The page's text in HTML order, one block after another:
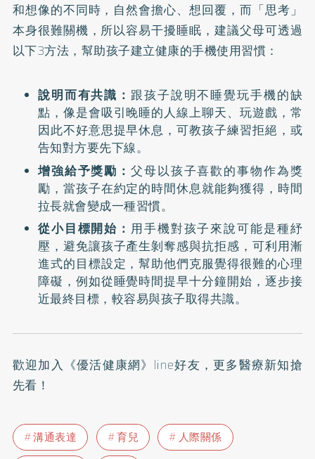
和想像的不同時，自然會擔心、想回覆，而「思考」
本身很難關機，所以容易干擾睡眠，建議父母可透過
以下3方法，幫助孩子建立健康的手機使用習慣：
說明而有共識：跟孩子說明不睡覺玩手機的缺
點，像是會吸引晚睡的人線上聊天、玩遊戲，常
因此不好意思提早休息，可教孩子練習拒絕，或
告知對方要先下線。
增強給予獎勵：父母以孩子喜歡的事物作為獎
勵，當孩子在約定的時間休息就能夠獲得，時間
拉長就會變成一種習慣。
從小目標開始：用手機對孩子來說可能是種紓
壓，避免讓孩子產生剝奪感與抗拒感，可利用漸
進式的目標設定，幫助他們克服覺得很難的心理
障礙，例如從睡覺時間提早十分鐘開始，逐步接
近最終目標，較容易與孩子取得共識。
歡迎加入 《優活健康網》line好友 ，更多醫療新知搶
先看！
溝通表達 育兒
人際關係